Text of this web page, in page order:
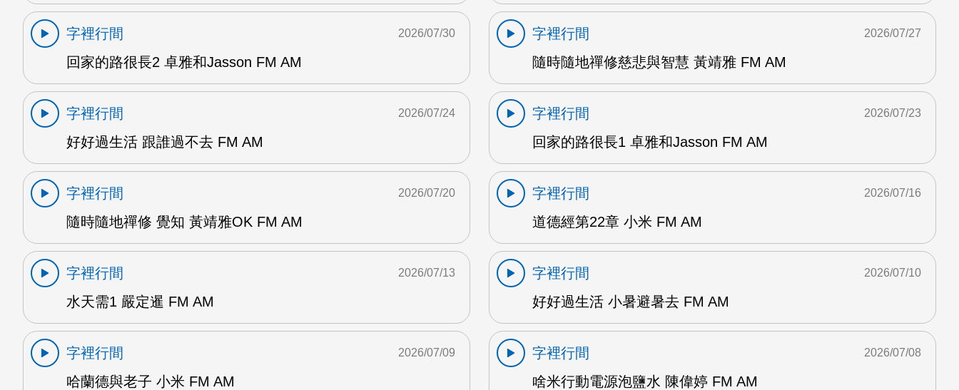
字裡行間
回家的路很長2 卓雅和Jasson FM AM
2026/07/30
字裡行間
隨時隨地禪修慈悲與智慧 黃靖雅 FM AM
2026/07/27
字裡行間
好好過生活 跟誰過不去 FM AM
2026/07/24
字裡行間
回家的路很長1 卓雅和Jasson FM AM
2026/07/23
字裡行間
隨時隨地禪修 覺知 黃靖雅OK FM AM
2026/07/20
字裡行間
道德經第22章 小米 FM AM
2026/07/16
字裡行間
水天需1 嚴定暹 FM AM
2026/07/13
字裡行間
好好過生活 小暑避暑去 FM AM
2026/07/10
字裡行間
哈蘭德與老子 小米 FM AM
2026/07/09
字裡行間
啥米行動電源泡鹽水 陳偉婷 FM AM
2026/07/08